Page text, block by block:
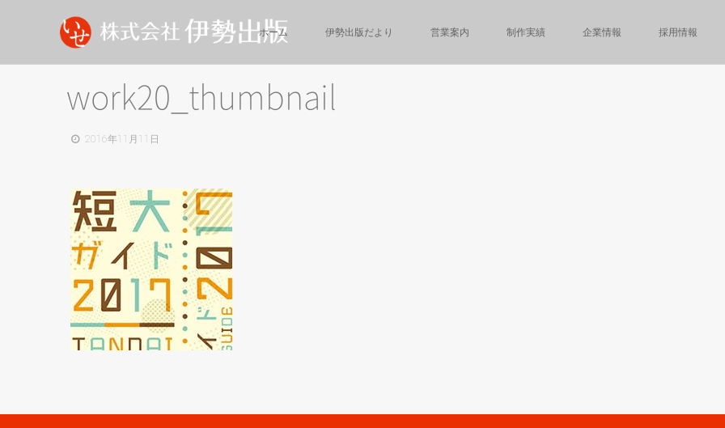
ホーム 伊勢出版だより 営業案内 制作実績 企業情報 採用情報
work20_thumbnail
2016年11月11日